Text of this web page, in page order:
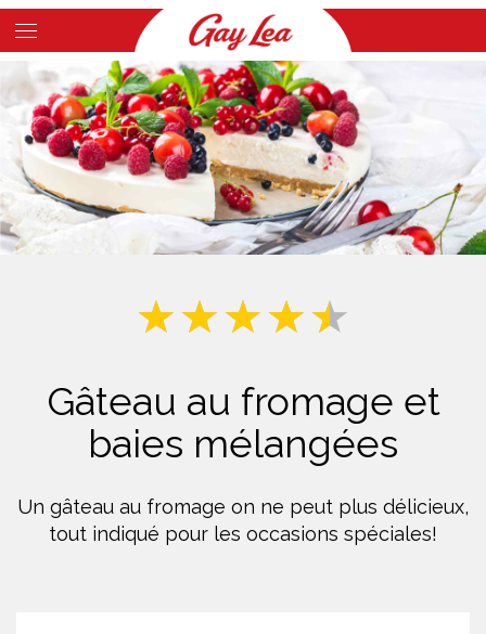
Skip
to
main
content
Main
Content
Gâteau au fromage et
baies mélangées
Un gâteau au fromage on ne peut plus délicieux,
tout indiqué pour les occasions spéciales!